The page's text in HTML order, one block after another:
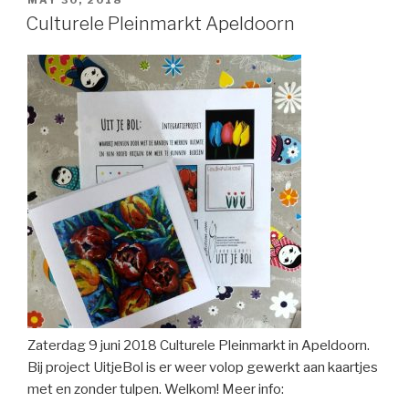
ON
Culturele Pleinmarkt Apeldoorn
Zaterdag 9 juni 2018 Culturele Pleinmarkt in Apeldoorn.
Bij project UitjeBol is er weer volop gewerkt aan kaartjes
met en zonder tulpen. Welkom! Meer info: